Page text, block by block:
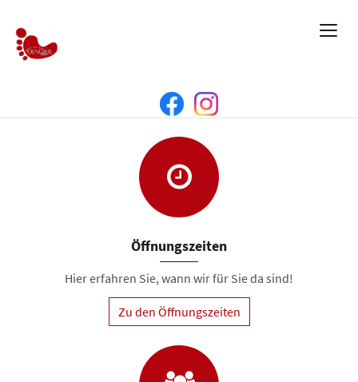
Öffnungszeiten
Hier erfahren Sie, wann wir für Sie da sind!
Zu den Öffnungszeiten